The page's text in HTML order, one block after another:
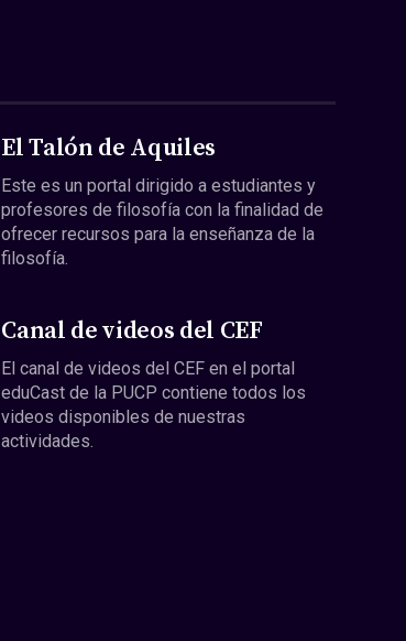
El Talón de Aquiles
Este es un portal dirigido a estudiantes y
profesores de filosofía con la finalidad de
ofrecer recursos para la enseñanza de la
filosofía.
Canal de videos del CEF
El canal de videos del CEF en el portal
eduCast de la PUCP contiene todos los
videos disponibles de nuestras
actividades.